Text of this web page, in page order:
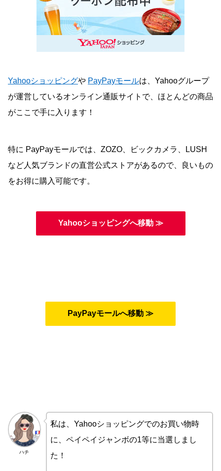
Yahooショッピングや PayPayモールは、Yahooグループ
が運営しているオンライン通販サイトで、ほとんどの商品
がここで手に入ります！
特に PayPayモールでは、ZOZO、ビックカメラ、LUSH
など人気ブランドの直営公式ストアがあるので、良いもの
をお得に購入可能です。
Yahooショッピングへ移動 ≫
PayPayモールへ移動 ≫
ハチ
私は、Yahooショッピングでのお買い物時
に、ペイペイジャンボの1等に当選しまし
た！